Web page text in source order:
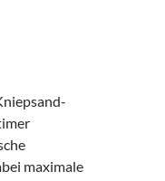
maximale